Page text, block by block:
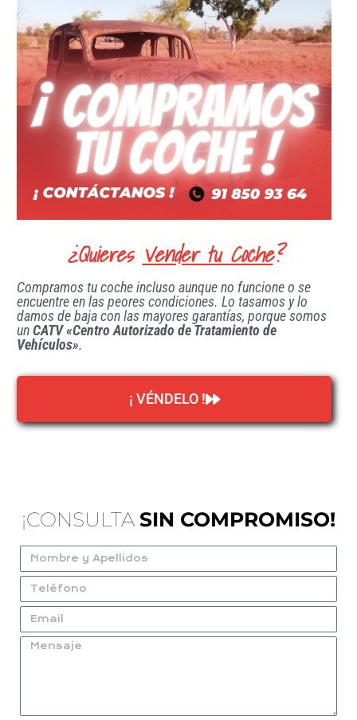
¿Quieres Vender tu Coche?
Compramos tu coche incluso aunque no funcione o se
encuentre en las peores condiciones. Lo tasamos y lo
damos de baja con las mayores garantías, porque somos
unCATV «Centro Autorizado de Tratamiento de
Vehículos».
¡ VÉNDELO !
¡CONSULTA SIN COMPROMISO!